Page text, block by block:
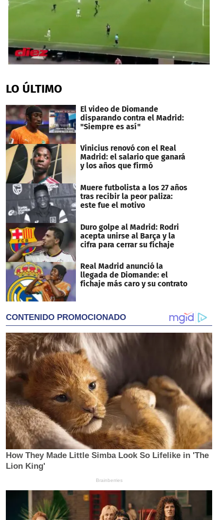
of
1
8
seconds
LO ÚLTIMO
El video de Diomande
disparando contra el Madrid:
"Siempre es así"
Vinicius renovó con el Real
Madrid: el salario que ganará
y los años que firmó
Muere futbolista a los 27 años
tras recibir la peor paliza:
este fue el motivo
Duro golpe al Madrid: Rodri
acepta unirse al Barça y la
cifra para cerrar su fichaje
Real Madrid anunció la
llegada de Diomande: el
fichaje más caro y su contrato